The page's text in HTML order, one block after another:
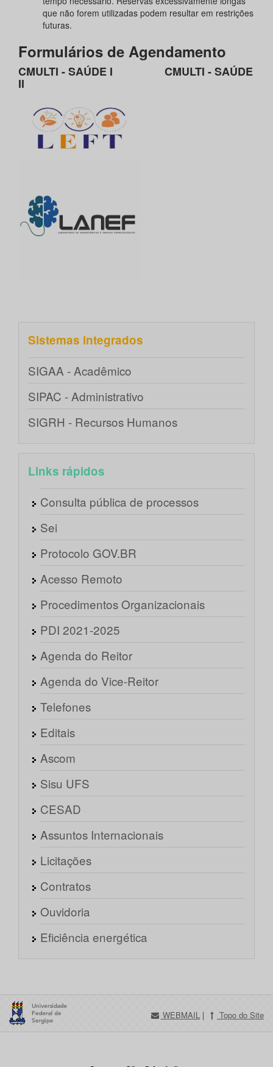
que não forem utilizadas podem resultar em restrições
futuras.
Formulários de Agendamento
CMULTI - SAÚDE I CMULTI - SAÚDE
II
Sistemas integrados
SIGAA - Acadêmico
SIPAC - Administrativo
SIGRH - Recursos Humanos
Links rápidos
Consulta pública de processos
Sei
Protocolo GOV.BR
Acesso Remoto
Procedimentos Organizacionais
PDI 2021-2025
Agenda do Reitor
Agenda do Vice-Reitor
Telefones
Editais
Ascom
Sisu UFS
CESAD
Assuntos Internacionais
Licitações
Contratos
Ouvidoria
Eficiência energética
WEBMAIL | Topo do Site